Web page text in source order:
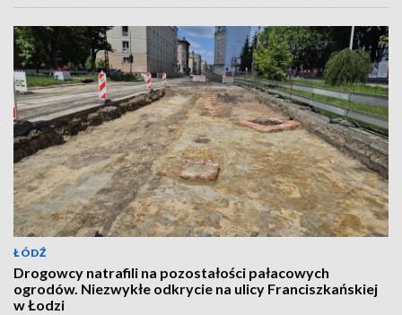
ŁÓDŹ
Drogowcy natrafili na pozostałości pałacowych
ogrodów. Niezwykłe odkrycie na ulicy Franciszkańskiej
w Łodzi